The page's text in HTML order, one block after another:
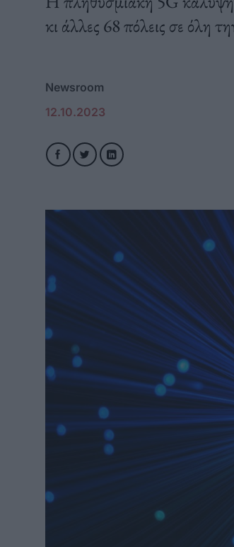
κι άλλες 68 πόλεις σε όλη
Newsroom
12.10.2023